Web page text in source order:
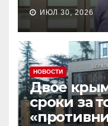
ИЮЛ 30, 2026
НОВОСТИ
Двое
сроки за